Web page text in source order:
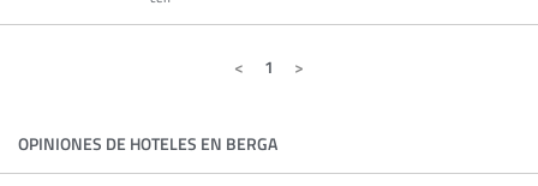
1
OPINIONES DE HOTELES EN BERGA